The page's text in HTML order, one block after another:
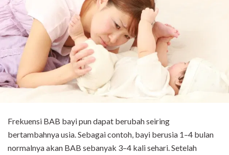
Frekuensi BAB bayi pun dapat berubah seiring
bertambahnya usia. Sebagai contoh, bayi berusia 1–4 bulan
normalnya akan BAB sebanyak 3–4 kali sehari. Setelah